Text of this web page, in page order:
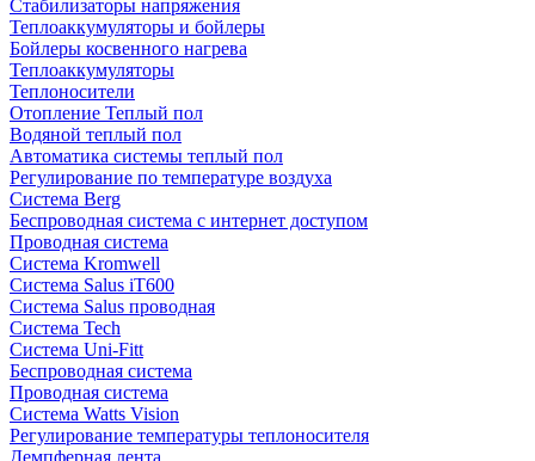
Стабилизаторы напряжения
Теплоаккумуляторы и бойлеры
Бойлеры косвенного нагрева
Теплоаккумуляторы
Теплоносители
Отопление Теплый пол
Водяной теплый пол
Автоматика системы теплый пол
Регулирование по температуре воздуха
Система Berg
Беспроводная система с интернет доступом
Проводная система
Система Kromwell
Система Salus iT600
Система Salus проводная
Система Tech
Система Uni-Fitt
Беспроводная система
Проводная система
Система Watts Vision
Регулирование температуры теплоносителя
Демпферная лента